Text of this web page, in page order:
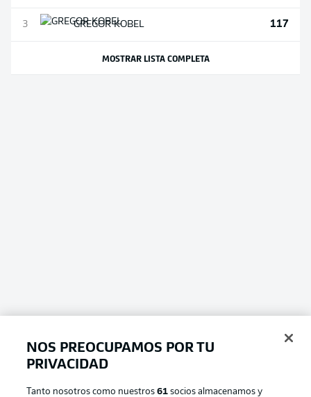
3 GREGORKOBEL 117
MOSTRAR LISTA COMPLETA
NOS PREOCUPAMOS POR TU
PRIVACIDAD
Tanto nosotros como nuestros61 socios almacenamos y